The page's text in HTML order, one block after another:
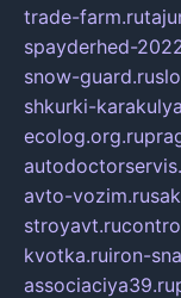
trade-farm.ru
spayderhed-
snow-guard.ru
shkurki-
ecolog.org.ru
avto-vozim.ru
stroyavt.ru
kvotka.ruiron-
associaciya39.ru